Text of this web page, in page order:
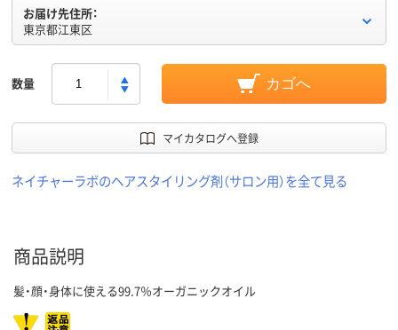
お届け先住所：
東京都江東区
数量 カゴへ
マイカタログへ登録
ネイチャーラボのヘアスタイリング剤（サロン用）を全て見る
商品説明
髪・顔・身体に使える99.7％オーガニックオイル